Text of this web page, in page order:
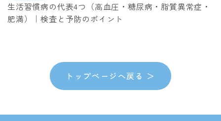
生活習慣病の代表4つ（高血圧・糖尿病・脂質異常症・
肥満）｜検査と予防のポイント
トップページへ戻る ＞